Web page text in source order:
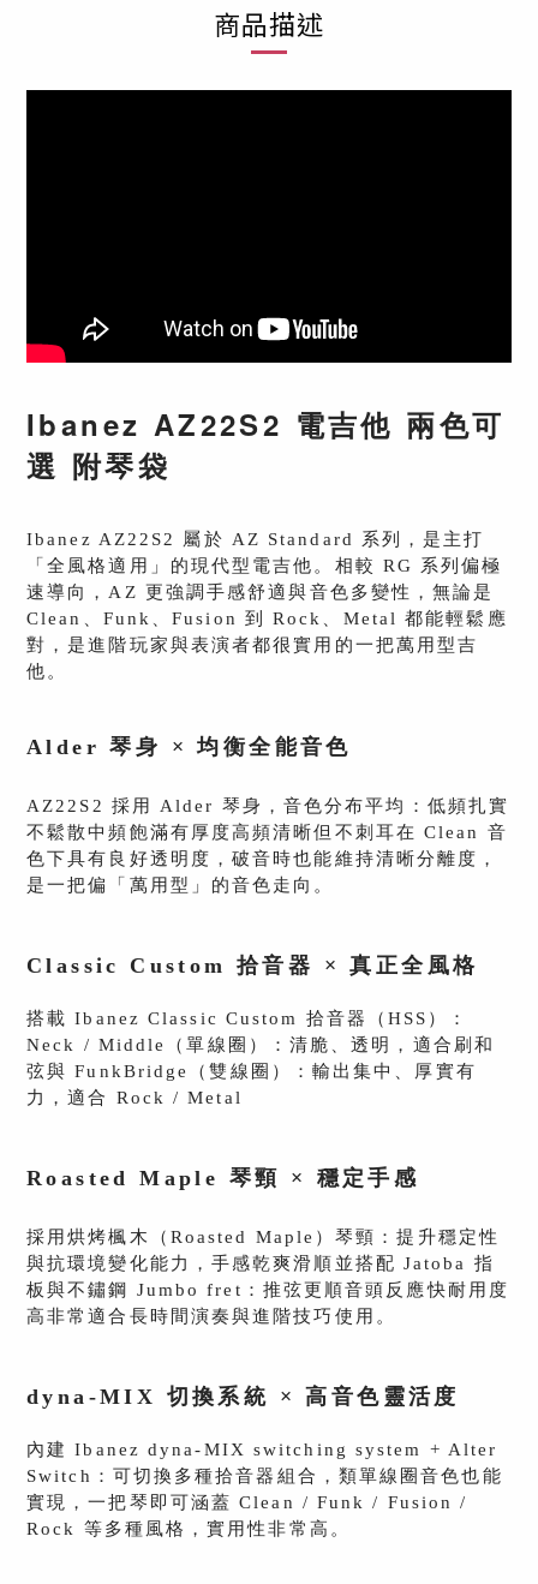
商品描述
Ibanez AZ22S2 電吉他 兩色可
選 附琴袋
Ibanez AZ22S2 屬於 AZ Standard 系列，是主打
「全風格適用」的現代型電吉他。相較 RG 系列偏極
速導向，AZ 更強調手感舒適與音色多變性，無論是
Clean、Funk、Fusion 到 Rock、Metal 都能輕鬆應
對，是進階玩家與表演者都很實用的一把萬用型吉
他。
Alder 琴身 × 均衡全能音色
AZ22S2 採用 Alder 琴身，音色分布平均：低頻扎實
不鬆散中頻飽滿有厚度高頻清晰但不刺耳在 Clean 音
色下具有良好透明度，破音時也能維持清晰分離度，
是一把偏「萬用型」的音色走向。
Classic Custom 拾音器 × 真正全風格
搭載 Ibanez Classic Custom 拾音器（HSS）：
Neck / Middle（單線圈）：清脆、透明，適合刷和
弦與 FunkBridge（雙線圈）：輸出集中、厚實有
力，適合 Rock / Metal
Roasted Maple 琴頸 × 穩定手感
採用烘烤楓木（Roasted Maple）琴頸：提升穩定性
與抗環境變化能力，手感乾爽滑順並搭配 Jatoba 指
板與不鏽鋼 Jumbo fret：推弦更順音頭反應快耐用度
高非常適合長時間演奏與進階技巧使用。
dyna-MIX 切換系統 × 高音色靈活度
內建 Ibanez dyna-MIX switching system + Alter
Switch：可切換多種拾音器組合，類單線圈音色也能
實現，一把琴即可涵蓋 Clean / Funk / Fusion /
Rock 等多種風格，實用性非常高。